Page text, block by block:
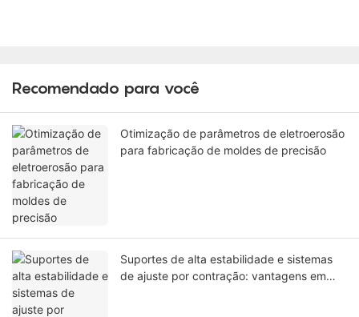
Recomendado para você
Otimização de parâmetros de eletroerosão
para fabricação de moldes de precisão
Suportes de alta estabilidade e sistemas
de ajuste por contração: vantagens em